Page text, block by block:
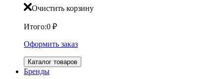
Очистить корзину
Итого:0 ₽
Оформить заказ
Каталог товаров
Бренды